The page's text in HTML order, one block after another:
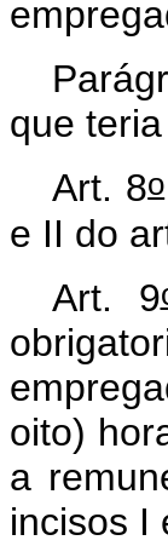
que
Art. 8o
e II do
Art. 9
oito)
a
incisos I